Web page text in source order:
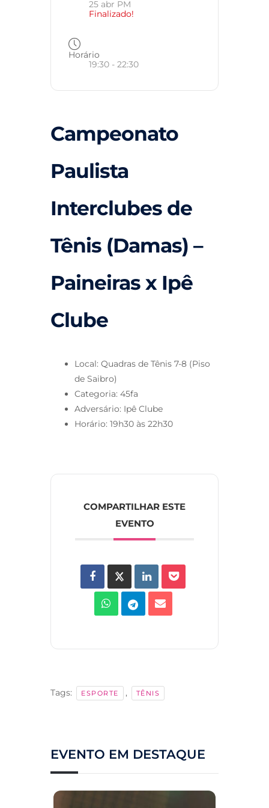
25 abr PM
Finalizado!
Horário
19:30 - 22:30
Campeonato
Paulista
Interclubes de
Tênis (Damas) –
Paineiras x Ipê
Clube
Local: Quadras de Tênis 7-8 (Piso
de Saibro)
Categoria: 45fa
Adversário: Ipê Clube
Horário: 19h30 às 22h30
COMPARTILHAR ESTE
EVENTO
Tags: ESPORTE , TÊNIS
EVENTO EM DESTAQUE